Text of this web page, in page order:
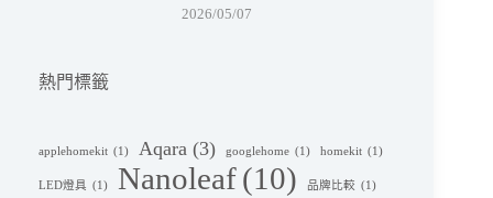
2026/05/07
熱門標籤
applehomekit (1) Aqara (3) googlehome (1) homekit (1)
LED燈具 (1) Nanoleaf(10) 品牌比較 (1)